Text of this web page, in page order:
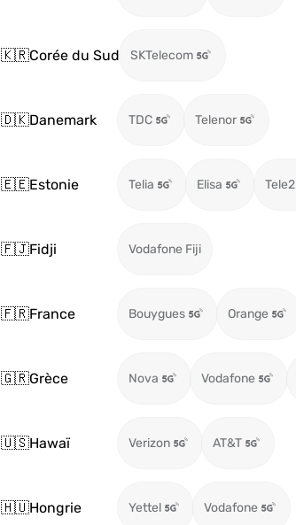
🇰🇷Corée du Sud SKTelecom
🇩🇰Danemark TDC Telenor
🇪🇪Estonie Telia Elisa Tele2
🇫🇯Fidji Vodafone Fiji
🇫🇷France Bouygues Orange
🇬🇷Grèce Nova Vodafone
🇺🇸Hawaï Verizon AT&T
🇭🇺Hongrie Yettel Vodafone